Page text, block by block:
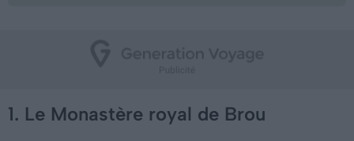
1. Le Monastère royal de Brou